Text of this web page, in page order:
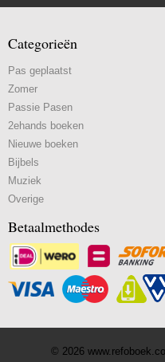
Categorieën
Pas geplaatst
Zomer
Passie Pasen
2ehands boeken
Nieuwe boeken
Bijbels
Muziek
Overige
Betaalmethodes
© 2026